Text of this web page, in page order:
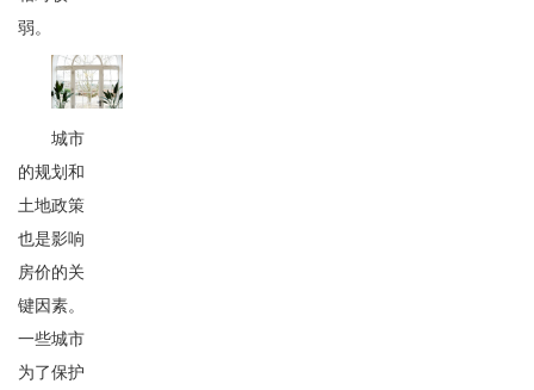
弱。
城市
的规划和
土地政策
也是影响
房价的关
键因素。
一些城市
为了保护